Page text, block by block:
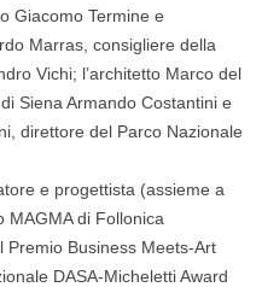
Giacomo Termine e
Marras, consigliere della
Vichi; l’architetto Marco del
Siena Armando Costantini e
direttore del Parco Nazionale
e progettista (assieme a
MAGMA di Follonica
Business Meets-Art
DASA-Micheletti Award